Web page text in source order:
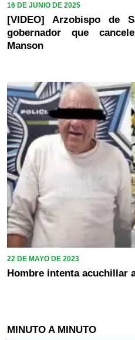
16 DE JUNIO DE 2025
[VIDEO] Arzobispo de
gobernador que
Manson
22 DE MAYO DE 2023
Hombre intenta acuchillar
MINUTO A MINUTO